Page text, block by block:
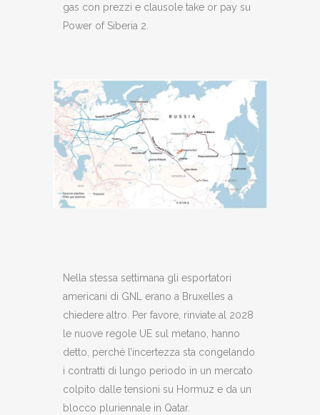
gas con prezzi e clausole take or pay su
Power of Siberia 2.
Nella stessa settimana gli esportatori
americani di GNL erano a Bruxelles a
chiedere altro. Per favore, rinviate al 2028
le nuove regole UE sul metano, hanno
detto, perché l’incertezza sta congelando
i contratti di lungo periodo in un mercato
colpito dalle tensioni su Hormuz e da un
blocco pluriennale in Qatar.